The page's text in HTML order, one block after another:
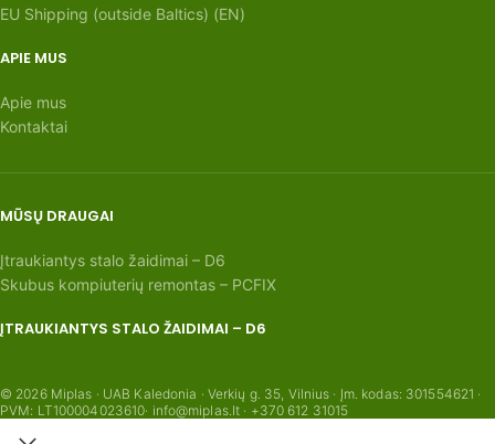
EU Shipping (outside Baltics) (EN)
APIE MUS
Apie mus
Kontaktai
MŪSŲ DRAUGAI
Įtraukiantys stalo žaidimai – D6
Skubus kompiuterių remontas – PCFIX
ĮTRAUKIANTYS STALO ŽAIDIMAI – D6
© 2026 Miplas · UAB Kaledonia · Verkių g. 35, Vilnius · Įm. kodas: 301554621 ·
PVM: LT100004023610· info@miplas.lt · +370 612 31015